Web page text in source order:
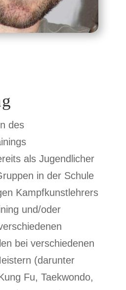
des
als Jugendlicher
in der Schule
Kampfkunstlehrers
und/oder
bei verschiedenen
(darunter
Fu, Taekwondo,